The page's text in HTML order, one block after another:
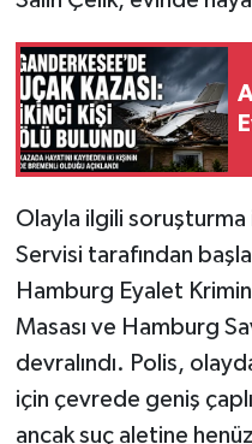
Olayla ilgili
Servisi tarafından
Hamburg Eyalet
Masası ve Hamburg
devralındı. Polis,
için çevrede geniş
ancak suç aletine henüz